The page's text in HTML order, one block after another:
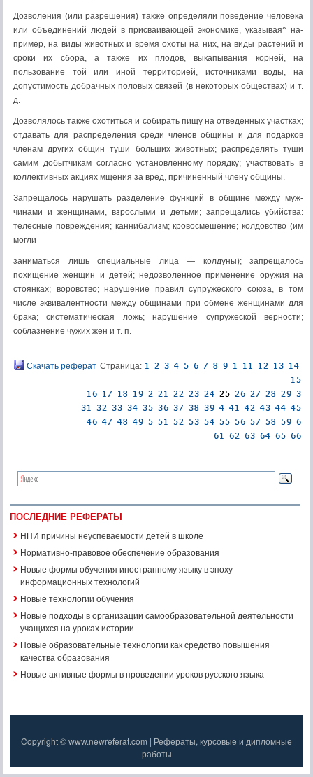
Дозволения (или разрешения) также определяли поведение чело­века
или объединений людей в присваивающей экономике, указывая^ на­
пример, на виды животных и время охоты на них, на виды растений и
сро­ки их сбора, а также их плодов, выкапывания корней, на
пользование той или иной территорией, источниками воды, на
допустимость добрачных половых связей (в некоторых обществах) и т.
д.
Дозволялось также охотиться и собирать пищу на отведенных участках;
отдавать для распределения среди членов общины и для подар­ков
членам других общин туши больших животных; распределять туши
самим добытчикам согласно установленному порядку; участвовать в
кол­лективных акциях мщения за вред, причиненный члену общины.
Запрещалось нарушать разделение функций в общине между муж­
чинами и женщинами, взрослыми и детьми; запрещались убийства:
телес­ные повреждения; каннибализм; кровосмешение; колдовство (им
могли
заниматься лишь специальные лица — колдуны); запрещалось
похищение женщин и детей; недозволенное применение оружия на
стоянках; воров­ство; нарушение правил супружеского союза, в том
числе эквивалентности между общинами при обмене женщинами для
брака; систематическая ложь; нарушение супружеской верности;
соблазнение чужих жен и т. п.
Скачать реферат Страница:
ПОСЛЕДНИЕ РЕФЕРАТЫ
НПИ причины неуспеваемости детей в школе
Нормативно-правовое обеспечение образования
Новые формы обучения иностранному языку в эпоху
информационных технологий
Новые технологии обучения
Новые подходы в организации самообразовательной деятельности
учащихся на уроках истории
Новые образовательные технологии как средство повышения
качества образования
Новые активные формы в проведении уроков русского языка
Copyright © www.newreferat.com | Рефераты, курсовые и дипломные
работы